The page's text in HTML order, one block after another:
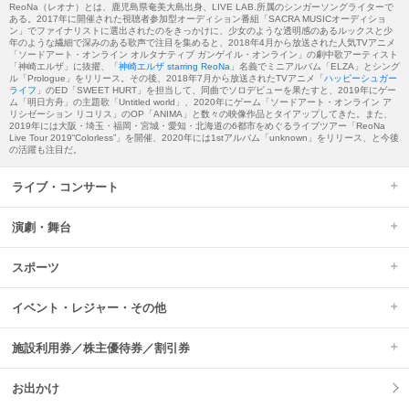
ReoNa（レオナ）とは、鹿児島県奄美大島出身、LIVE LAB.所属のシンガーソングライターで
ある。2017年に開催された視聴者参加型オーディション番組「SACRA MUSICオーディショ
ン」でファイナリストに選出されたのをきっかけに、少女のような透明感のあるルックスと少
年のような繊細で深みのある歌声で注目を集めると、2018年4月から放送された人気TVアニメ
「ソードアート・オンライン オルタナティブ ガンゲイル・オンライン」の劇中歌アーティスト
「神崎エルザ」に抜擢、「神崎エルザ starring ReoNa 」名義でミニアルバム「ELZA」とシング
ル「Prologue」をリリース。その後、2018年7月から放送されたTVアニメ「ハッピーシュガー
ライフ 」のED「SWEET HURT」を担当して、同曲でソロデビューを果たすと、2019年にゲー
ム「明日方舟」の主題歌「Untitled world」、2020年にゲーム「ソードアート・オンライン ア
リシゼーション リコリス」のOP「ANIMA」と数々の映像作品とタイアップしてきた。また、
2019年には大阪・埼玉・福岡・宮城・愛知・北海道の6都市をめぐるライブツアー「ReoNa
Live Tour 2019“Colorless”」を開催、2020年には1stアルバム「unknown」をリリース、と今後
の活躍も注目だ。
ライブ・コンサート
演劇・舞台
スポーツ
イベント・レジャー・その他
施設利用券／株主優待券／割引券
お出かけ